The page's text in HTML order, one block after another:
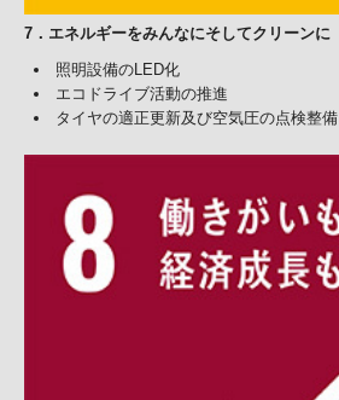
7 ． エネルギーをみんなにそしてクリーンに
照明設備のLED化
エコドライブ活動の推進
タイヤの適正更新及び空気圧の点検整備